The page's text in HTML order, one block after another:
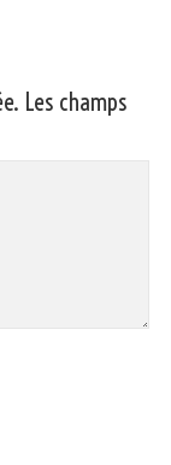
Les champs